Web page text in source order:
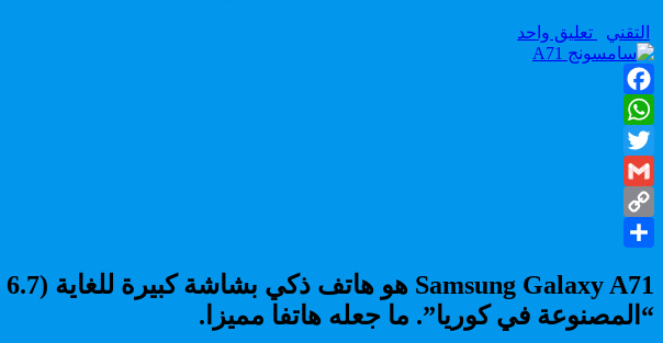
Author:
التقني تعليق واحد
Facebook
WhatsApp
Twitter
Gmail
Copy
“المصنوعة في كوريا”. ما جعله هاتفا مميزا.